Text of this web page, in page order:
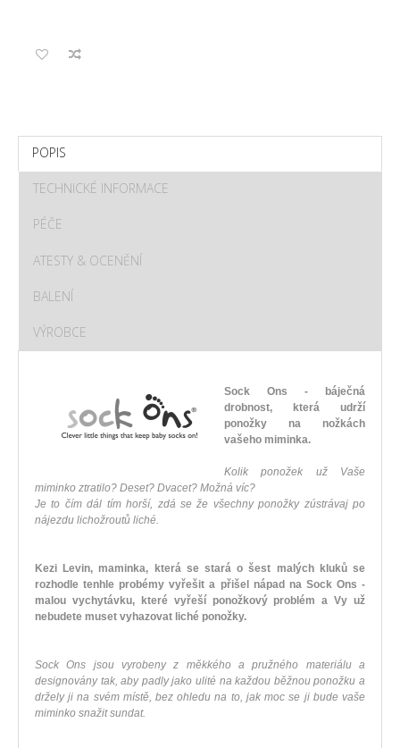
POPIS
TECHNICKÉ INFORMACE
PÉČE
ATESTY & OCENĚNÍ
BALENÍ
VÝROBCE
Sock Ons - báječná
drobnost, která udrží
ponožky na nožkách
vašeho miminka.
Kolik ponožek už Vaše
miminko ztratilo? Deset? Dvacet? Možná víc?
Je to čím dál tím horší, zdá se že všechny ponožky zústrávaj po
nájezdu lichožroutů liché.
Kezi Levin, maminka, která se stará o šest malých kluků se
rozhodle tenhle probémy vyřešit a přišel nápad na Sock Ons -
malou vychytávku, které vyřeší ponožkový problém a Vy už
nebudete muset vyhazovat liché ponožky.
Sock Ons jsou vyrobeny z měkkého a pružného materiálu a
designovány tak, aby padly jako ulité na každou běžnou ponožku a
držely ji na svém místě, bez ohledu na to, jak moc se ji bude vaše
miminko snažit sundat.